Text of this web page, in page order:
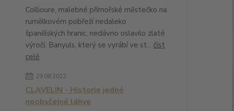
Collioure, malebné přímořské městečko na
rumělkovém pobřeží nedaleko
španělských hranic, nedávno oslavilo zlaté
výročí. Banyuls, který se vyrábí ve st... číst
celé
29.08.2022
CLAVELIN - Historie jedné
neobyčejné láhve